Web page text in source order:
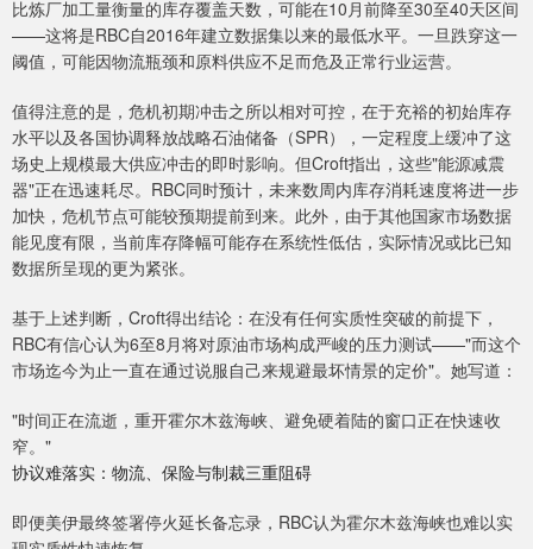
比炼厂加工量衡量的库存覆盖天数，可能在10月前降至30至40天区间
——这将是RBC自2016年建立数据集以来的最低水平。一旦跌穿这一
阈值，可能因物流瓶颈和原料供应不足而危及正常行业运营。
值得注意的是，危机初期冲击之所以相对可控，在于充裕的初始库存
水平以及各国协调释放战略石油储备（SPR），一定程度上缓冲了这
场史上规模最大供应冲击的即时影响。但Croft指出，这些"能源减震
器"正在迅速耗尽。RBC同时预计，未来数周内库存消耗速度将进一步
加快，危机节点可能较预期提前到来。此外，由于其他国家市场数据
能见度有限，当前库存降幅可能存在系统性低估，实际情况或比已知
数据所呈现的更为紧张。
基于上述判断，Croft得出结论：在没有任何实质性突破的前提下，
RBC有信心认为6至8月将对原油市场构成严峻的压力测试——"而这个
市场迄今为止一直在通过说服自己来规避最坏情景的定价"。她写道：
"时间正在流逝，重开霍尔木兹海峡、避免硬着陆的窗口正在快速收
窄。"
协议难落实：物流、保险与制裁三重阻碍
即便美伊最终签署停火延长备忘录，RBC认为霍尔木兹海峡也难以实